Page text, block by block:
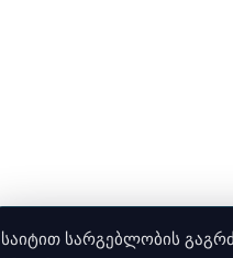
საიტით სარგებლობის